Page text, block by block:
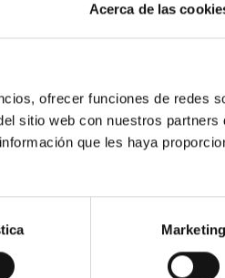
Acerca de las
ofrecer funciones de redes
sitio web con nuestros partners
que les haya
Marketing